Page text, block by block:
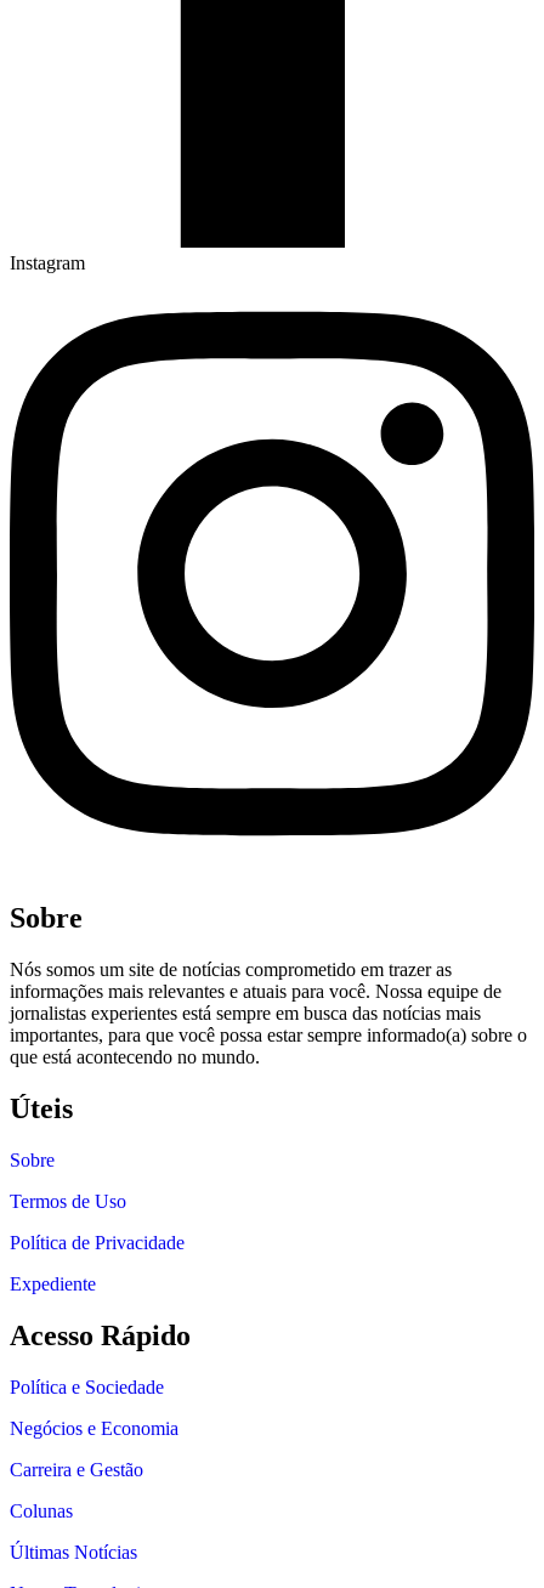
Instagram
Sobre
Nós somos um site de notícias comprometido em trazer as
informações mais relevantes e atuais para você. Nossa equipe de
jornalistas experientes está sempre em busca das notícias mais
importantes, para que você possa estar sempre informado(a) sobre o
que está acontecendo no mundo.
Úteis
Sobre
Termos de Uso
Política de Privacidade
Expediente
Acesso Rápido
Política e Sociedade
Negócios e Economia
Carreira e Gestão
Colunas
Últimas Notícias